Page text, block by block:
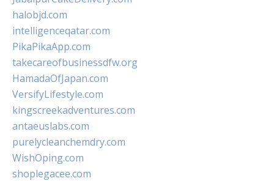
halobjd.com
intelligenceqatar.com
PikaPikaApp.com
takecareofbusinessdfw.org
HamadaOfJapan.com
VersifyLifestyle.com
kingscreekadventures.com
antaeuslabs.com
purelycleanchemdry.com
WishOping.com
shoplegacee.com